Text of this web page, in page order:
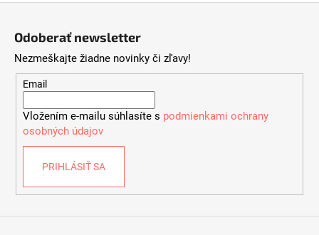
Odoberať newsletter
Nezmeškajte žiadne novinky či zľavy!
Email
Vložením e-mailu súhlasíte s podmienkami ochrany
osobných údajov
PRIHLÁSIŤ SA